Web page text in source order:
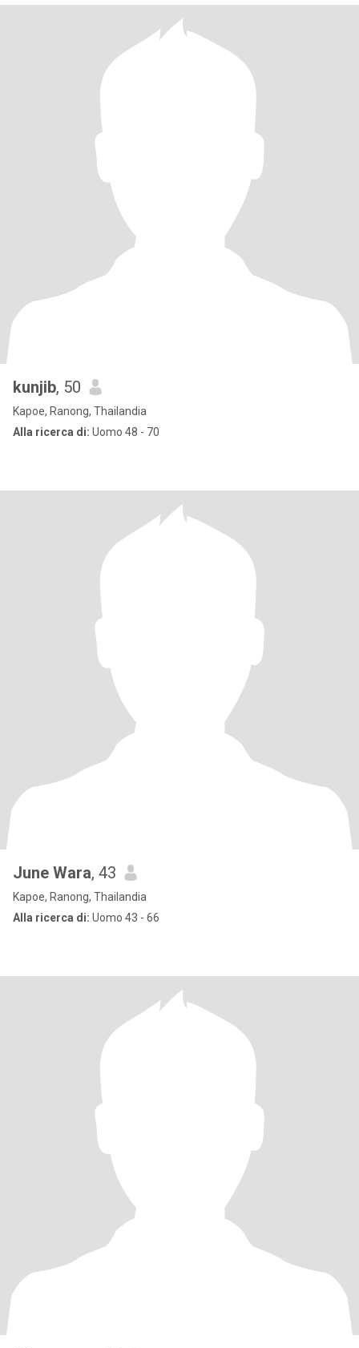
kunjib, 50
Kapoe, Ranong, Thailandia
Alla ricerca di: Uomo 48 - 70
June Wara, 43
Kapoe, Ranong, Thailandia
Alla ricerca di: Uomo 43 - 66